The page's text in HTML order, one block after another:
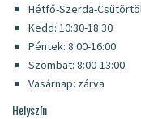
Hétfő-Szerda-
Kedd: 10:30-18:30
Péntek: 8:00-16:00
Szombat: 8:00-13:00
Vasárnap: zárva
Helyszín